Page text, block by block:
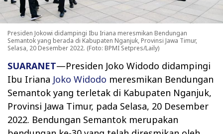
Presiden Jokowi didampingi Ibu Iriana meresmikan Bendungan
Semantok yang berada di Kabupaten Nganjuk, Provinsi Jawa Timur,
Selasa, 20 Desember 2022. (Foto: BPMI Setpres/Laily)
SUARANET—Presiden Joko Widodo didampingi
Ibu Iriana Joko Widodo meresmikan Bendungan
Semantok yang terletak di Kabupaten Nganjuk,
Provinsi Jawa Timur, pada Selasa, 20 Desember
2022. Bendungan Semantok merupakan